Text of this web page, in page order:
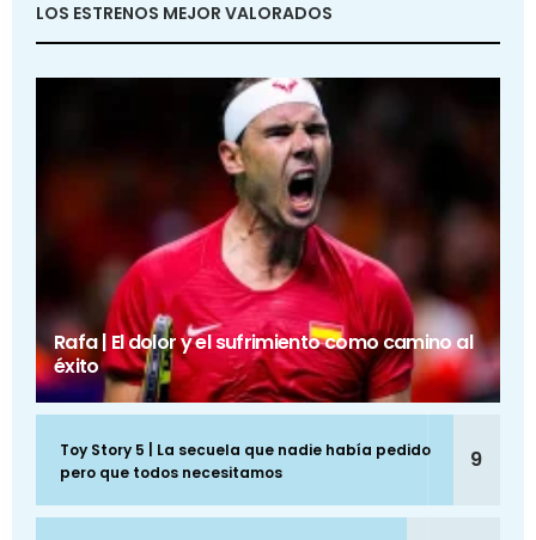
LOS ESTRENOS MEJOR VALORADOS
Rafa | El dolor y el sufrimiento como camino al
éxito
Toy Story 5 | La secuela que nadie había pedido
pero que todos necesitamos
9